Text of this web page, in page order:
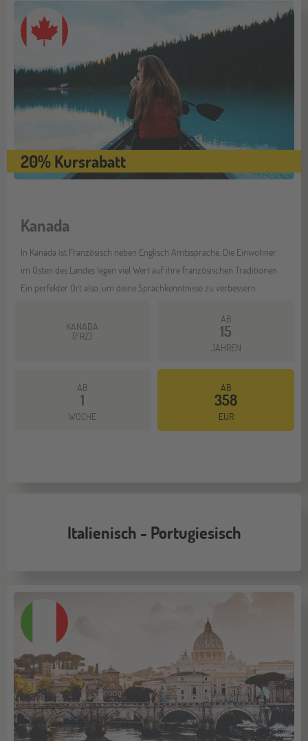
20% Kursrabatt
Kanada
In Kanada ist Französisch neben Englisch Amtssprache. Die Einwohner
im Osten des Landes legen viel Wert auf ihre französischen Traditionen.
Ein perfekter Ort also, um deine Sprachkenntnisse zu verbessern.
KANADA
(FRZ)
AB
15
JAHREN
AB
1
WOCHE
AB
358
EUR
Italienisch - Portugiesisch